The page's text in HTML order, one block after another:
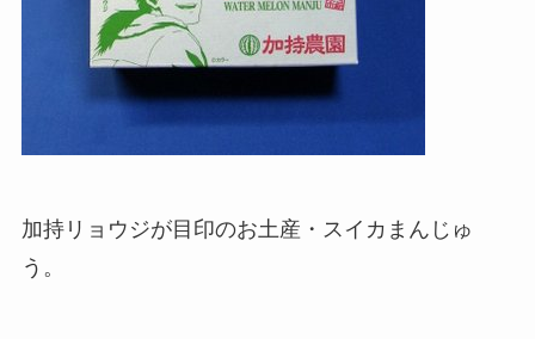
加持リョウジが目印のお土産・スイカまんじゅ
う。